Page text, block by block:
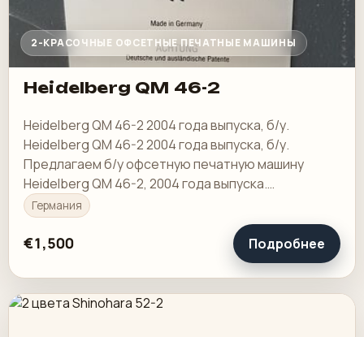
2-КРАСОЧНЫЕ ОФСЕТНЫЕ ПЕЧАТНЫЕ МАШИНЫ
Heidelberg QM 46-2
Heidelberg QM 46-2 2004 года выпуска, б/у.
Heidelberg QM 46-2 2004 года выпуска, б/у.
Предлагаем б/у офсетную печатную машину
Heidelberg QM 46-2, 2004 года выпуска.
Производитель: Heidelberger Druckmaschinen
Aktiengesellschaft
Германия
€1,500 Подробнее